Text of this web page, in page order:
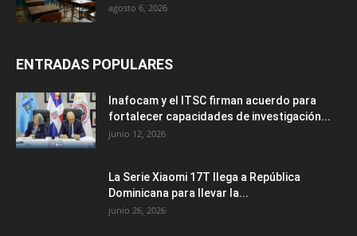
agosto 6, 2026
ENTRADAS POPULARES
Inafocam y el ITSC firman acuerdo para
fortalecer capacidades de investigación...
junio 12, 2026
La Serie Xiaomi 17T llega a República
Dominicana para llevar la...
junio 26, 2026